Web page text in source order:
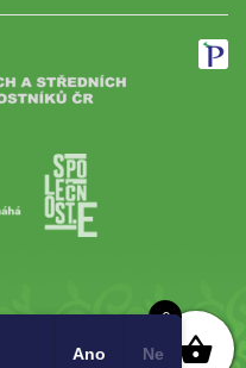
0
Ano Ne